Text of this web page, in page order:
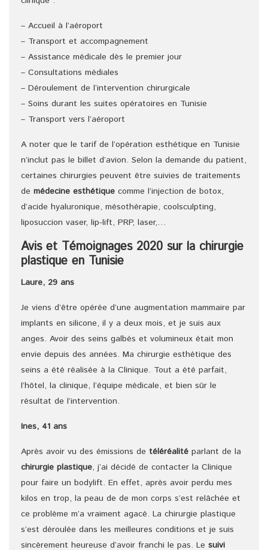
– Accueil à l’aéroport
– Transport et accompagnement
– Assistance médicale dès le premier jour
– Consultations médiales
– Déroulement de l‘intervention chirurgicale
– Soins durant les suites opératoires en Tunisie
– Transport vers l’aéroport
A noter que le tarif de l’opération esthétique en Tunisie
n’inclut pas le billet d’avion. Selon la demande du patient,
certaines chirurgies peuvent être suivies de traitements
de médecine esthétique comme l’injection de botox,
d’acide hyaluronique, mésothérapie, coolsculpting,
liposuccion vaser, lip-lift, PRP, laser,…
Avis et Témoignages 2020 sur la chirurgie
plastique en Tunisie
Laure, 29 ans
Je viens d’être opérée d’une augmentation mammaire par
implants en silicone, il y a deux mois, et je suis aux
anges. Avoir des seins galbés et volumineux était mon
envie depuis des années. Ma chirurgie esthétique des
seins a été réalisée à la Clinique. Tout a été parfait,
l’hôtel, la clinique, l’équipe médicale, et bien sûr le
résultat de l’intervention.
Ines, 41 ans
Après avoir vu des émissions de téléréalité parlant de la
chirurgie plastique, j’ai décidé de contacter la Clinique
pour faire un bodylift. En effet, après avoir perdu mes
kilos en trop, la peau de de mon corps s’est relâchée et
ce problème m’a vraiment agacé. La chirurgie plastique
s’est déroulée dans les meilleures conditions et je suis
sincèrement heureuse d’avoir franchi le pas. Le suivi